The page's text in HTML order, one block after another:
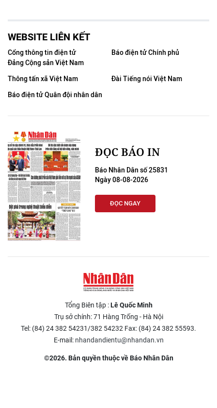
WEBSITE LIÊN KẾT
Cổng thông tin điện tử
Đảng Cộng sản Việt Nam
Báo điện tử Chính phủ
Thông tấn xã Việt Nam
Đài Tiếng nói Việt Nam
Báo điện tử Quân đội nhân dân
ĐỌC BÁO IN
Báo Nhân Dân số 25831
Ngày 08-08-2026
ĐỌC NGAY
Tổng Biên tập :Lê Quốc Minh
Trụ sở chính: 71 Hàng Trống - Hà Nội
Tel: (84) 24 382 54231/382 54232 Fax: (84) 24 382 55593.
E-mail: nhandandientu@nhandan.vn
©2026. Bản quyền thuộc về Báo Nhân Dân